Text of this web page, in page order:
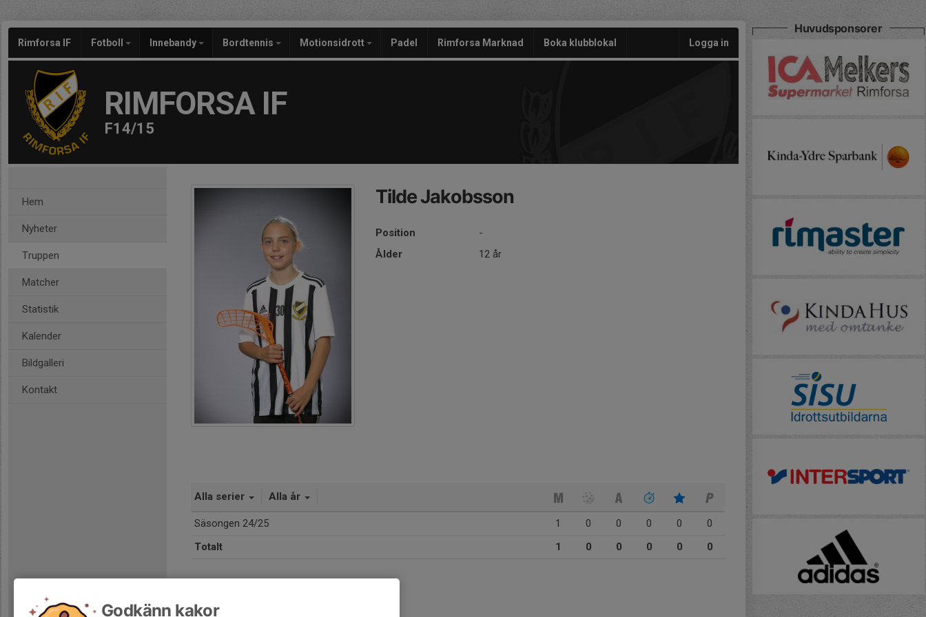
Rimforsa IF Fotboll Innebandy Bordtennis Motionsidrott Padel Rimforsa Marknad Boka klubblokal Logga in
RIMFORSA IF
F14/15
Hem
Nyheter
Truppen
Matcher
Statistik
Kalender
Bildgalleri
Kontakt
Tilde Jakobsson
Position
-
Ålder
12 år
Alla serier Alla år
Säsongen 24/25 1 0 0 0 0
0
Totalt
1 0 0 0 0 0
Huvudsponsorer
Godkänn kakor